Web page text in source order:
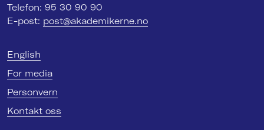
Telefon: 95 30 90 90
E-post: post@akademikerne.no
English
For media
Personvern
Kontakt oss